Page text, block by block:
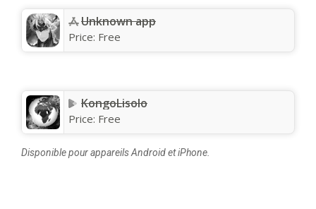
Unknown app
Price: Free
KongoLisolo
Price: Free
Disponible pour appareils Android et iPhone.